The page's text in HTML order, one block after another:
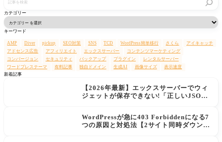
を
検
カテゴリー
キーワード
AMP Diver pickup SEO対策 SNS TCD WordPress簡単移行 さくら
アイキャッチ
アドセンス広告
アフィリエイト エックスサーバー
コンテンツマーケティング
コンバージョン
セキュリティ バックアップ プラグイン
レンタルサーバー
ワードプレステーマ
有料記事 独自ドメイン 生成AI 画像サイズ
表示速度
新着記事
【2026年最新】エックスサーバーでウィ
ジェットが保存できない!「正しいJSON
WordPressが急に403 Forbiddenになる7
つの原因と対処法【2サイト同時ダウン→